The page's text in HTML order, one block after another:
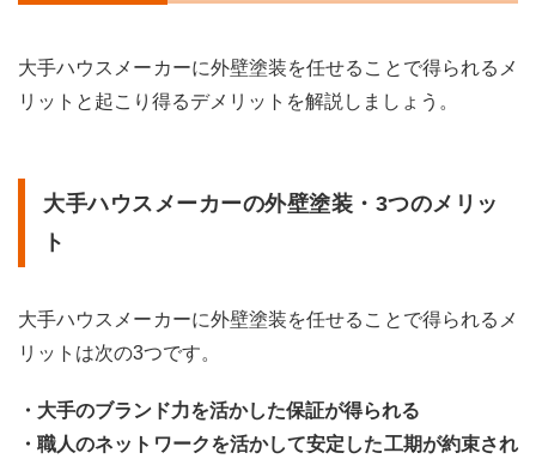
3.4
者は
大手
ハウ
のに
工事
これ
って
ルー
反じ
ゃな
い
大手ハウスメーカーに外壁塗装を任せることで得られるメ
リットと起こり得るデメリットを解説しましょう。
大手ハウスメーカーの外壁塗装・3つのメリッ
ト
大手ハウスメーカーに外壁塗装を任せることで得られるメ
リットは次の3つです。
・大手のブランド力を活かした保証が得られる
・職人のネットワークを活かして安定した工期が約束され